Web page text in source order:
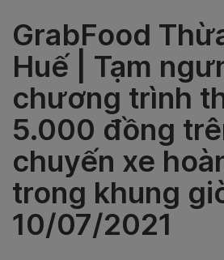
GrabFood
Huế | Tạm
chương trình
5.000 đồng
chuyến xe
trong khung
10/07/2021